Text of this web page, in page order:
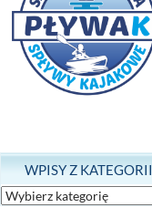
WPISY Z KATEGORII
Wpisy
z